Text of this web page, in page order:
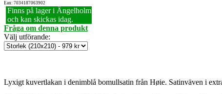
Ean: 7034187063902
Finns på lager i Ängelholm
och kan skickas idag.
Fråga om denna produkt
Välj utförande:
Lyxigt kuvertlakan i denimblå bomullsatin från Høie. Satinväven i